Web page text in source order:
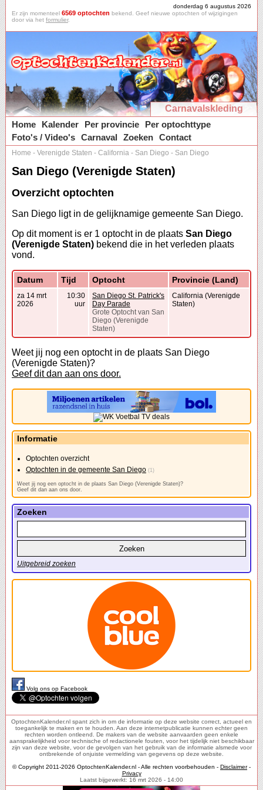
donderdag 6 augustus 2026
Er zijn momenteel 6569 optochten bekend. Geef nieuwe optochten of wijzigingen
door via het formulier.
Carnavalskleding
Home
Kalender Per provincie
Per optochttype
Foto's / Video's Carnaval Zoeken Contact
Home - Verenigde Staten - California - San Diego - San Diego
San Diego (Verenigde Staten)
Overzicht optochten
San Diego ligt in de gelijknamige gemeente San Diego.
Op dit moment is er 1 optocht in de plaats San Diego
(Verenigde Staten) bekend die in het verleden plaats
vond.
Datum Tijd Optocht Provincie (Land)
za 14 mrt
2026
10:30
uur
San Diego St. Patrick's
Day Parade
Grote Optocht van San
Diego (Verenigde
Staten)
California (Verenigde
Staten)
Weet jij nog een optocht in de plaats San Diego
(Verenigde Staten)?
Geef dit dan aan ons door.
Informatie
Optochten overzicht
Optochten in de gemeente San Diego (1)
Weet jij nog een optocht in de plaats San Diego (Verenigde Staten)?
Geef dit dan aan ons door.
Zoeken
Uitgebreid zoeken
Volg ons op Facebook
OptochtenKalender.nl spant zich in om de informatie op deze website correct, actueel en
toegankelijk te maken en te houden. Aan deze internetpublicatie kunnen echter geen
rechten worden ontleend. De makers van de website aanvaarden geen enkele
aansprakelijkheid voor technische of redactionele fouten, voor het tijdelijk niet beschikbaar
zijn van deze website, voor de gevolgen van het gebruik van de informatie alsmede voor
ontbrekende of onjuiste vermelding van gegevens op deze website.
© Copyright 2011-2026 OptochtenKalender.nl - Alle rechten voorbehouden - Disclaimer-
Privacy
Laatst bijgewerkt: 16 mrt 2026 - 14:00